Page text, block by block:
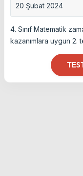
20 Şubat 2024
4. Sınıf Matematik
kazanımlara uygun 2.